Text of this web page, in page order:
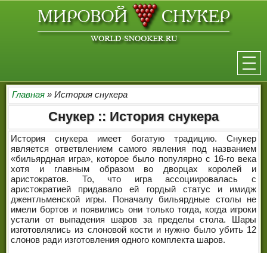
НОВОСТИ
ТУРНИРЫ
РЕЙТИНГ
ИГРОКИ
СЕНЧУРИ БРЕЙКИ
МАКСИМАЛЬНЫЕ БРЕЙКИ
РЕФЕРИ
Главная » История снукера
Снукер :: История снукера
История снукера имеет богатую традицию. Снукер
является ответвлением самого явления под названием
«бильярдная игра», которое было популярно с 16-го века
хотя и главным образом во дворцах королей и
аристократов. То, что игра ассоциировалась с
аристократией придавало ей гордый статус и имидж
джентльменской игры. Поначалу бильярдные столы не
имели бортов и появились они только тогда, когда игроки
устали от выпадения шаров за пределы стола. Шары
изготовлялись из слоновой кости и нужно было убить 12
слонов ради изготовления одного комплекта шаров.